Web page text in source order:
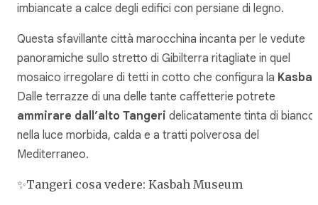
imbiancate a calce degli edifici con persiane di legno.
Questa sfavillante città marocchina incanta per le vedute
panoramiche sullo stretto di Gibilterra ritagliate in quel
mosaico irregolare di tetti in cotto che configura la
Dalle terrazze di una delle tante caffetterie potrete
ammirare dall’alto Tangeri delicatamente tinta di bianco
nella luce morbida, calda e a tratti polverosa del
Mediterraneo.
✨Tangeri cosa vedere: Kasbah Museum